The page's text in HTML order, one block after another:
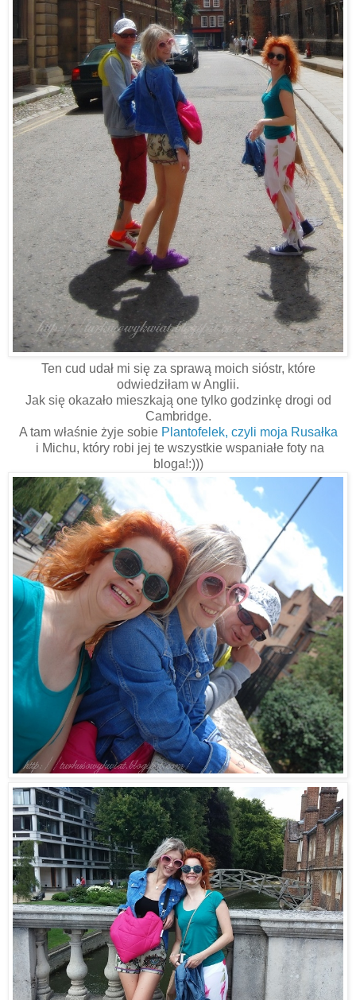
Ten cud udał mi się za sprawą moich sióstr, które
odwiedziłam w Anglii.
Jak się okazało mieszkają one tylko godzinkę drogi od
Cambridge.
A tam właśnie żyje sobiePlantofelek, czyli moja Rusałka
i Michu, który robi jej te wszystkie wspaniałe foty na
bloga!:)))